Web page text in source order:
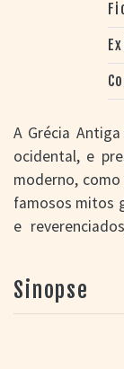
A Grécia
ocidental, e
moderno,
famosos mitos
e
humanos e
Produções
europeu
bancar a
Sinopse